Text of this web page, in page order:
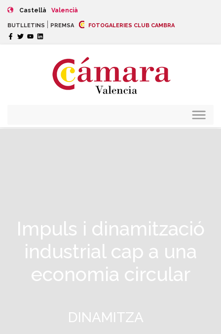
Castellà Valencià
BUTLLETINS PREMSA FOTOGALERIES CLUB CAMBRA
Impuls i dinamització
industrial cap a una
economia circular
DINAMITZA